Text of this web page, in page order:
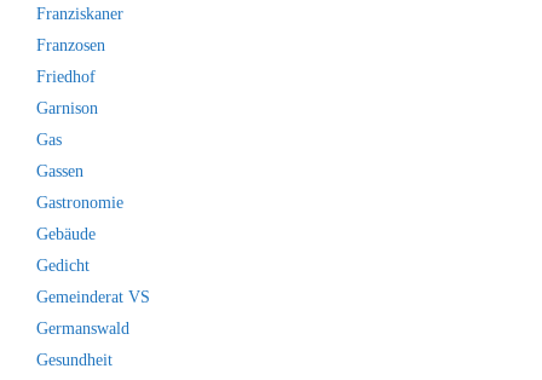
Franziskaner
Franzosen
Friedhof
Garnison
Gas
Gassen
Gastronomie
Gebäude
Gedicht
Gemeinderat VS
Germanswald
Gesundheit